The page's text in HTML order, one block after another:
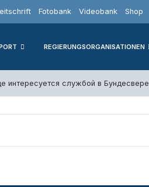
Fotobank Videobank Shop
REGIERUNGSORGANISATIONEN
интересуется службой в Бундесвере